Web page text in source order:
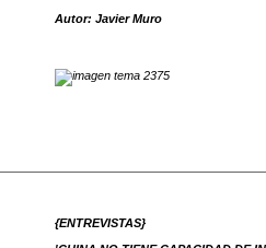
Autor: Javier Muro
{ENTREVISTAS}